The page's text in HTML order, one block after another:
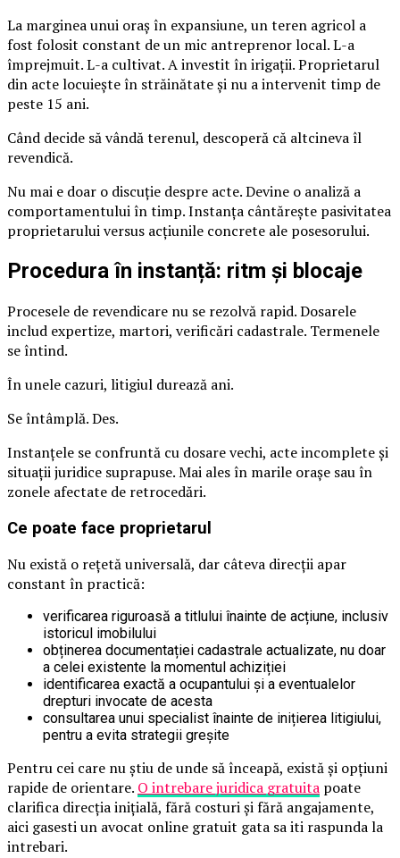
La marginea unui oraș în expansiune, un teren agricol a
fost folosit constant de un mic antreprenor local. L-a
împrejmuit. L-a cultivat. A investit în irigații. Proprietarul
din acte locuiește în străinătate și nu a intervenit timp de
peste 15 ani.
Când decide să vândă terenul, descoperă că altcineva îl
revendică.
Nu mai e doar o discuție despre acte. Devine o analiză a
comportamentului în timp. Instanța cântărește pasivitatea
proprietarului versus acțiunile concrete ale posesorului.
Procedura în instanță: ritm și blocaje
Procesele de revendicare nu se rezolvă rapid. Dosarele
includ expertize, martori, verificări cadastrale. Termenele
se întind.
În unele cazuri, litigiul durează ani.
Se întâmplă. Des.
Instanțele se confruntă cu dosare vechi, acte incomplete și
situații juridice suprapuse. Mai ales în marile orașe sau în
zonele afectate de retrocedări.
Ce poate face proprietarul
Nu există o rețetă universală, dar câteva direcții apar
constant în practică:
verificarea riguroasă a titlului înainte de acțiune, inclusiv
istoricul imobilului
obținerea documentației cadastrale actualizate, nu doar
a celei existente la momentul achiziției
identificarea exactă a ocupantului și a eventualelor
drepturi invocate de acesta
consultarea unui specialist înainte de inițierea litigiului,
pentru a evita strategii greșite
Pentru cei care nu știu de unde să înceapă, există și opțiuni
rapide de orientare. O intrebare juridica gratuita poate
clarifica direcția inițială, fără costuri și fără angajamente,
aici gasesti un avocat online gratuit gata sa iti raspunda la
intrebari.